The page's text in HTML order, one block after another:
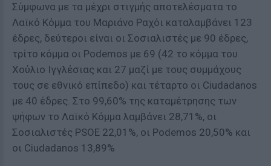
Σύμφωνα με τα μέχρι στιγμής αποτελέσματα το
Λαϊκό Κόμμα του Μαριάνο Ραχόι καταλαμβάνει 123
έδρες, δεύτεροι είναι οι Σοσιαλιστές με 90 έδρες,
τρίτο κόμμα οι Podemos με 69 (42 το κόμμα του
Χούλιο Ιγγλέσιας και 27 μαζί με τους συμμάχους
τους σε εθνικό επίπεδο) και τέταρτο οι Ciudadanos
με 40 έδρες. Στο 99,60% της καταμέτρησης των
ψήφων το Λαϊκό Κόμμα λαμβάνει 28,71%, οι
Σοσιαλιστές PSOE 22,01%, οι Podemos 20,50% και
οι Ciudadanos 13,89%